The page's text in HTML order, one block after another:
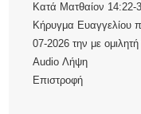
Κατά Ματθαίον 14:22-
Κήρυγμα Ευαγγελίου
07-2026 την με
Audio Λήψη
Επιστροφή